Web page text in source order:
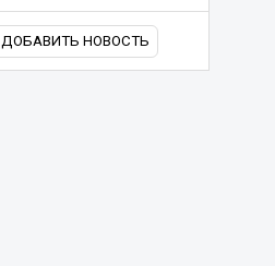
ДОБАВИТЬ НОВОСТЬ